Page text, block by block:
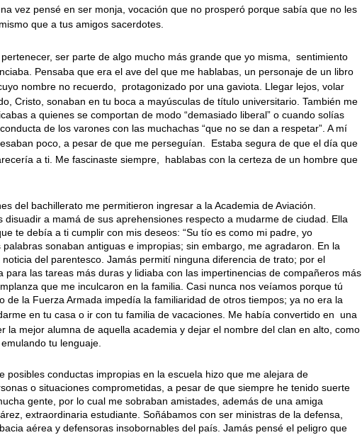
vez pensé en ser monja, vocación que no prosperó porque sabía que no les
que a tus amigos sacerdotes.
ser parte de algo mucho más grande que yo misma,
sentimiento
Pensaba que era el ave del que me hablabas, un personaje de un libro
nombre no recuerdo,
protagonizado por una gaviota. Llegar lejos, volar
Cristo, sonaban en tu boca a mayúsculas de título universitario. También me
a quienes se comportan de modo “demasiado liberal” o cuando solías
de los varones con las muchachas “que no se dan a respetar”. A mí
poco, a pesar de que me perseguían.
Estaba segura de que el día que
a ti. Me fascinaste siempre,
hablabas con la certeza de un hombre que
del bachillerato me permitieron ingresar a la Academia de Aviación.
disuadir a mamá de sus aprehensiones respecto a mudarme de ciudad. Ella
te debía a ti cumplir con mis deseos: “Su tío es como mi padre, yo
palabras sonaban antiguas e impropias; sin embargo, me agradaron. En la
del parentesco. Jamás permití ninguna diferencia de trato; por el
para las tareas más duras y lidiaba con las impertinencias de compañeros más
que me inculcaron en la familia. Casi nunca nos veíamos porque tú
de la Fuerza Armada impedía la familiaridad de otros tiempos; ya no era la
en tu casa o ir con tu familia de vacaciones. Me había convertido en una
la mejor alumna de aquella academia y dejar el nombre del clan en alto, como
tu lenguaje.
posibles conductas impropias en la escuela hizo que me alejara de
o situaciones comprometidas, a pesar de que siempre he tenido suerte
gente, por lo cual me sobraban amistades, además de una amiga
extraordinaria estudiante. Soñábamos con ser ministras de la defensa,
aérea y defensoras insobornables del país. Jamás pensé el peligro que